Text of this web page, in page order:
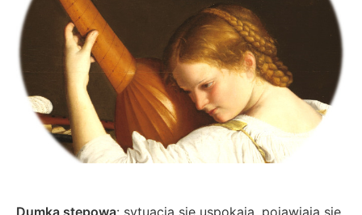
Dumka stepowa: sytuacja się uspokaja, pojawiają się